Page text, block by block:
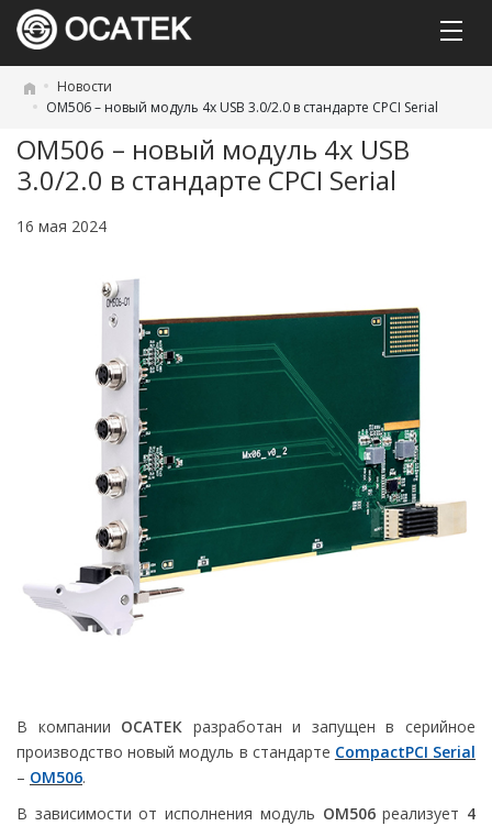
Новости
ОМ506 – новый модуль 4x USB 3.0/2.0 в стандарте CPCI Serial
ОМ506 – новый модуль 4x USB
3.0/2.0 в стандарте CPCI Serial
16 мая 2024
В компании ОСАТЕК разработан и запущен в серийное
производство новый модуль в стандарте CompactPCI Serial
– ОМ506.
В зависимости от исполнения модуль OМ506реализует 4